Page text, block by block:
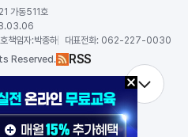
가동511호
책임자:박종하 대표전화: 062-227-0030
Reserved. RSS